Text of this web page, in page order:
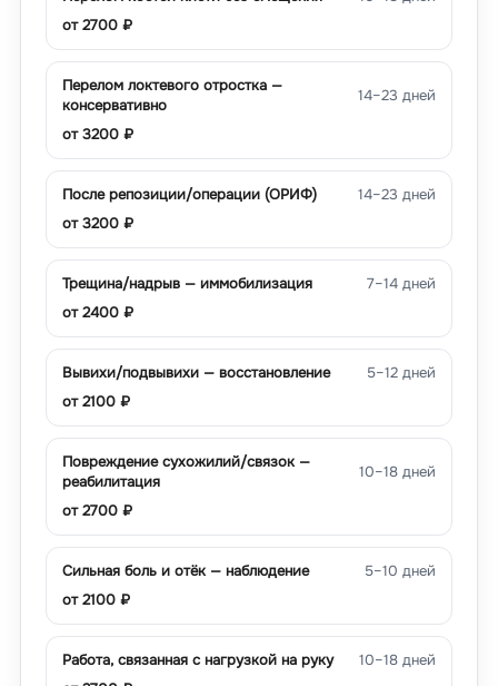
от2700 ₽
Перелом локтевого отростка —
консервативно
14–23 дней
от3200 ₽
После репозиции/операции (ОРИФ)
14–23 дней
от3200 ₽
Трещина/надрыв — иммобилизация
7–14 дней
от2400 ₽
Вывихи/подвывихи — восстановление
5–12 дней
от2100 ₽
Повреждение сухожилий/связок —
реабилитация
10–18 дней
от2700 ₽
Сильная боль и отёк — наблюдение
5–10 дней
от2100 ₽
Работа, связанная с нагрузкой на руку
10–18 дней